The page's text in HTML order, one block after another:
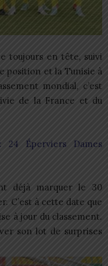
toujours en tête, suivi
position et la Tunisie à
mondial, c’est
de la France et du
24 Éperviers Dames
déjà marquer le 30
C’est à cette date que
à jour du classement.
son lot de surprises